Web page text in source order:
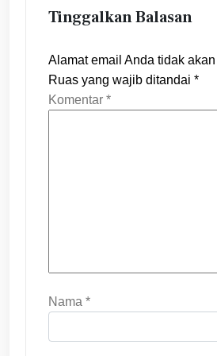
Tinggalkan Balasan
Alamat email Anda tidak
Ruas yang wajib ditandai *
Komentar *
Nama *